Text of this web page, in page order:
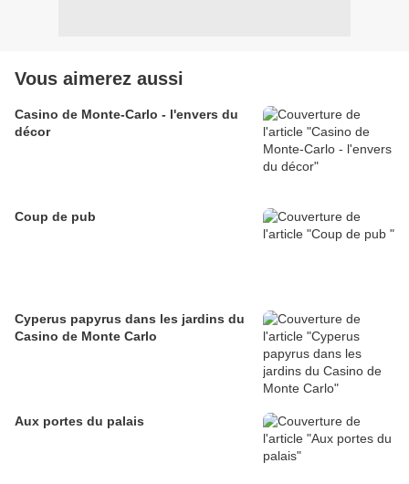
Vous aimerez aussi
Casino de Monte-Carlo - l'envers du
décor
Coup de pub
Cyperus papyrus dans les jardins du
Casino de Monte Carlo
Aux portes du palais